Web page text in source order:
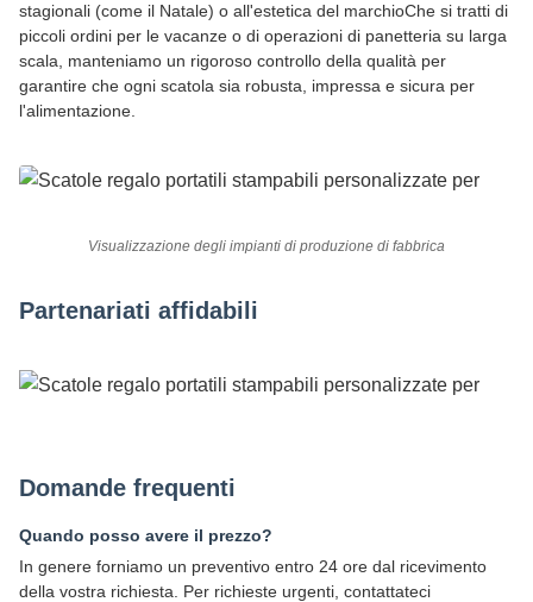
stagionali (come il Natale) o all'estetica del marchioChe si tratti di
piccoli ordini per le vacanze o di operazioni di panetteria su larga
scala, manteniamo un rigoroso controllo della qualità per
garantire che ogni scatola sia robusta, impressa e sicura per
l'alimentazione.
Visualizzazione degli impianti di produzione di fabbrica
Partenariati affidabili
Domande frequenti
Quando posso avere il prezzo?
In genere forniamo un preventivo entro 24 ore dal ricevimento
della vostra richiesta. Per richieste urgenti, contattateci